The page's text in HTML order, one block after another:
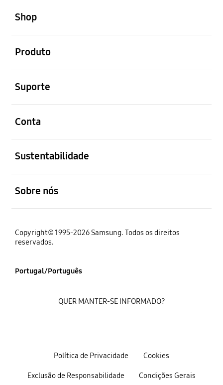
Shop
Produto
Suporte
Conta
Sustentabilidade
Sobre nós
Copyright© 1995-2026 Samsung. Todos os direitos
reservados.
Portugal/Português
Política de Privacidade Cookies
Exclusão de Responsabilidade Condições Gerais
QUER MANTER-SE INFORMADO?